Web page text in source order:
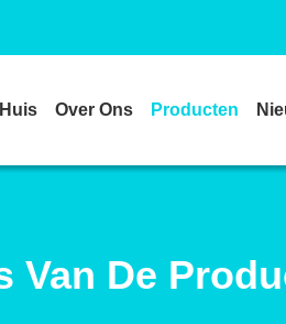
Huis Over Ons Producten
Van De